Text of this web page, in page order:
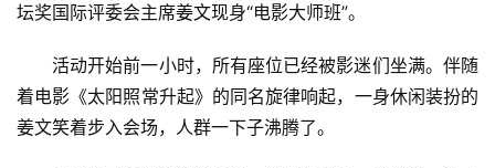
坛奖国际评委会主席姜文现身“电影大师班”。
活动开始前一小时，所有座位已经被影迷们坐满。伴随
着电影《太阳照常升起》的同名旋律响起，一身休闲装扮的
姜文笑着步入会场，人群一下子沸腾了。